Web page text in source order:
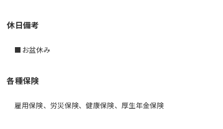
休日備考
■お盆休み
各種保険
雇用保険、労災保険、健康保険、厚生年金保険